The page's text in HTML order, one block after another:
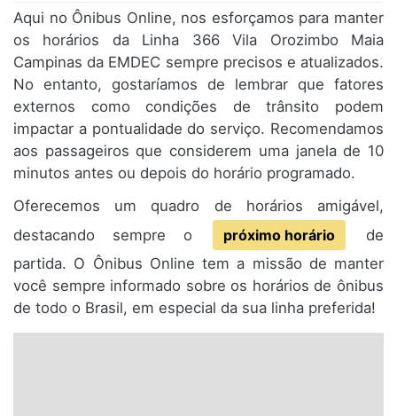
Aqui no Ônibus Online, nos esforçamos para manter
os horários da Linha 366 Vila Orozimbo Maia
Campinas da EMDEC sempre precisos e atualizados.
No entanto, gostaríamos de lembrar que fatores
externos como condições de trânsito podem
impactar a pontualidade do serviço. Recomendamos
aos passageiros que considerem uma janela de 10
minutos antes ou depois do horário programado.
Oferecemos um quadro de horários amigável,
destacando sempre o
próximo horário
de
partida. O Ônibus Online tem a missão de manter
você sempre informado sobre os horários de ônibus
de todo o Brasil, em especial da sua linha preferida!